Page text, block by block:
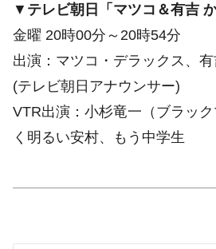
▼ テレビ朝日「マツコ＆有吉
金曜 20時00分～20時54分
出演：マツコ・デラックス、
(テレビ朝日アナウンサー)
VTR出演：小杉竜一（ブラッ
く明るい安村、もう中学生